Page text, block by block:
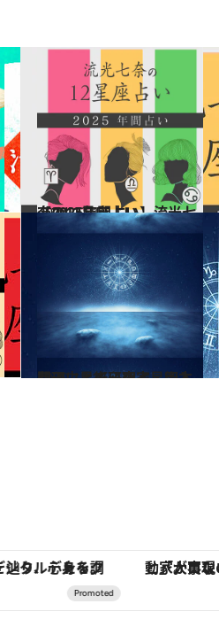
2024.12.13
【2025年間占い】流光七奈の12星座占い
占い
2020.11.16
心理占星術研究家・岡本翔子による心理占星術入門
ライフスタイル
「大事なのは地域の意識を変えること」。ロレックス賞受賞の自然保護活動家が実現させたナイジェリアの自然環境の復活